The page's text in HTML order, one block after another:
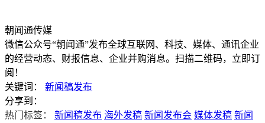
朝闻通传媒
微信公众号“朝闻通”发布全球互联网、科技、媒体、通讯企业
的经营动态、财报信息、企业并购消息。扫描二维码，立即订
阅！
关键词：
新闻稿发布
分享到：
热门标签：
新闻稿发布 海外发稿 新闻发布会 媒体发稿 新闻